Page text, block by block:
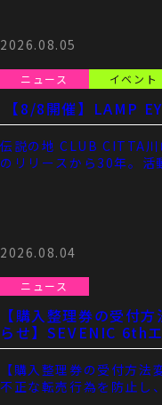
SNS
COMPANY
RECRUIT
STORE
2026.08.05
【8/8開催】LAMP
ニュース イベント
伝説の地 CLUB CITTA川
のリリースから30年。
2026.08.04
【購入整理券の受付
らせ】SEVENIC 6th
り逢う」リリースイ
AY
ニュース
【購入整理券の受付方法
不正な転売行為を防止し